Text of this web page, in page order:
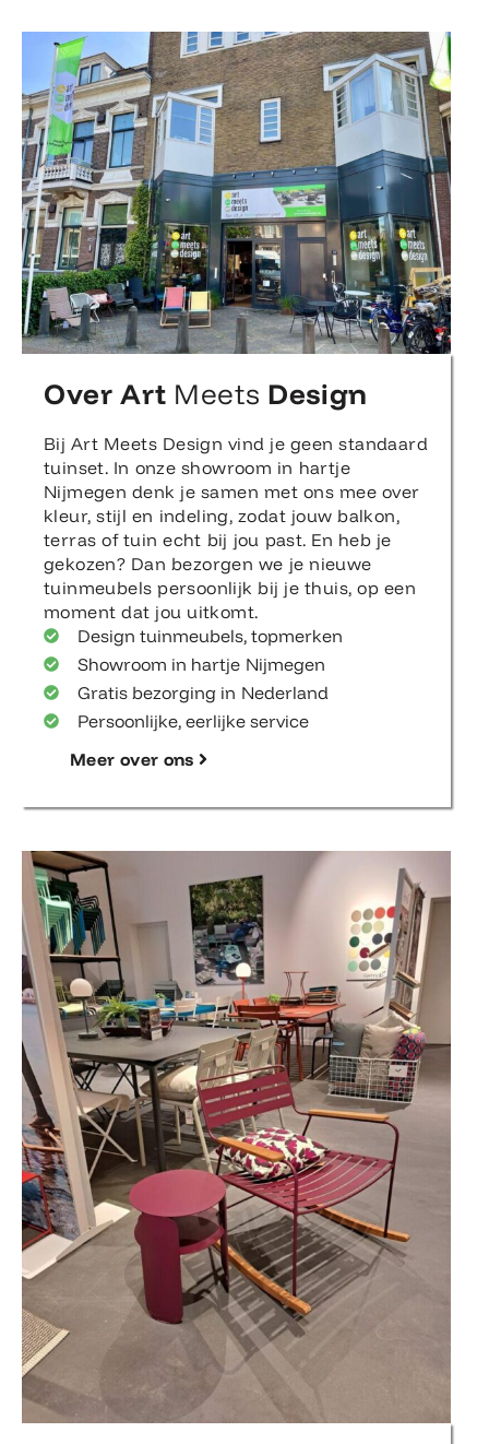
Over Art Meets Design
Bij Art Meets Design vind je geen standaard
tuinset. In onze showroom in hartje
Nijmegen denk je samen met ons mee over
kleur, stijl en indeling, zodat jouw balkon,
terras of tuin echt bij jou past. En heb je
gekozen? Dan bezorgen we je nieuwe
tuinmeubels persoonlijk bij je thuis, op een
moment dat jou uitkomt.
Design tuinmeubels, topmerken
Showroom in hartje Nijmegen
Gratis bezorging in Nederland
Persoonlijke, eerlijke service
Meer over ons